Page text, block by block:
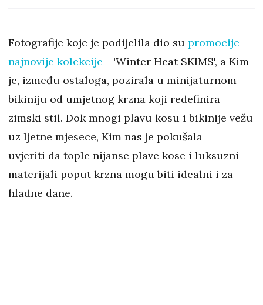
Fotografije koje je podijelila dio su promocije
najnovije kolekcije - 'Winter Heat SKIMS', a Kim
je, između ostaloga, pozirala u minijaturnom
bikiniju od umjetnog krzna koji redefinira
zimski stil. Dok mnogi plavu kosu i bikinije vežu
uz ljetne mjesece, Kim nas je pokušala
uvjeriti da tople nijanse plave kose i luksuzni
materijali poput krzna mogu biti idealni i za
hladne dane.